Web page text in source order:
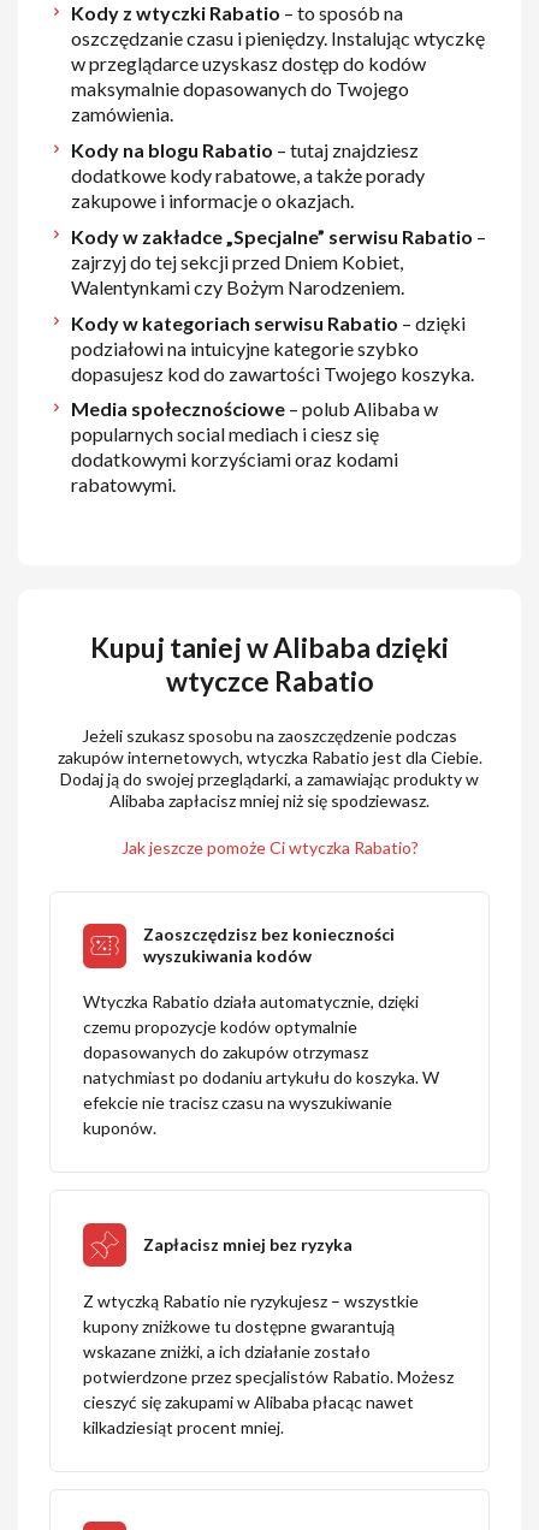
Kody z wtyczki Rabatio – to sposób na
oszczędzanie czasu i pieniędzy. Instalując wtyczkę
w przeglądarce uzyskasz dostęp do kodów
maksymalnie dopasowanych do Twojego
zamówienia.
Kody na blogu Rabatio – tutaj znajdziesz
dodatkowe kody rabatowe, a także porady
zakupowe i informacje o okazjach.
Kody w zakładce „Specjalne” serwisu Rabatio –
zajrzyj do tej sekcji przed Dniem Kobiet,
Walentynkami czy Bożym Narodzeniem.
Kody w kategoriach serwisu Rabatio – dzięki
podziałowi na intuicyjne kategorie szybko
dopasujesz kod do zawartości Twojego koszyka.
Media społecznościowe– polub Alibaba w
popularnych social mediach i ciesz się
dodatkowymi korzyściami oraz kodami
rabatowymi.
Kupuj taniej w Alibaba dzięki
wtyczce Rabatio
Jeżeli szukasz sposobu na zaoszczędzenie podczas
zakupów internetowych, wtyczka Rabatio jest dla Ciebie.
Dodaj ją do swojej przeglądarki, a zamawiając produkty w
Alibaba zapłacisz mniej niż się spodziewasz.
Jak jeszcze pomoże Ci wtyczka Rabatio?
Zaoszczędzisz bez konieczności
wyszukiwania kodów
Wtyczka Rabatio działa automatycznie, dzięki
czemu propozycje kodów optymalnie
dopasowanych do zakupów otrzymasz
natychmiast po dodaniu artykułu do koszyka. W
efekcie nie tracisz czasu na wyszukiwanie
kuponów.
Zapłacisz mniej bez ryzyka
Z wtyczką Rabatio nie ryzykujesz – wszystkie
kupony zniżkowe tu dostępne gwarantują
wskazane zniżki, a ich działanie zostało
potwierdzone przez specjalistów Rabatio. Możesz
cieszyć się zakupami w Alibaba płacąc nawet
kilkadziesiąt procent mniej.